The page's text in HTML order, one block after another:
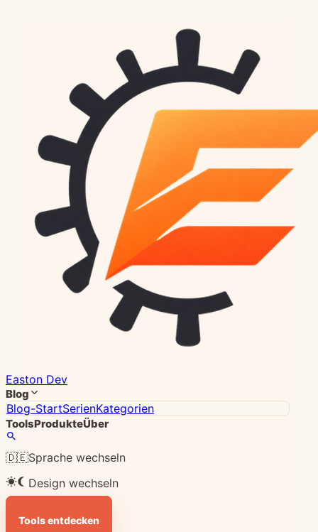
Easton Dev
Blog
Blog-StartSerienKategorien
ToolsProdukteÜber
🇩🇪Sprache wechseln
Design wechseln
Tools entdecken